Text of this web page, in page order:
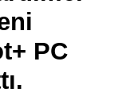
PC